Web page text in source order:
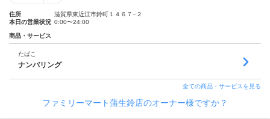
住所
滋賀県東近江市鈴町１４６７−２
本日の営業状況 0:00〜24:00
商品・サービス
たばこ
ナンバリング
全ての商品・サービスを見る
ファミリーマート蒲生鈴店のオーナー様ですか？